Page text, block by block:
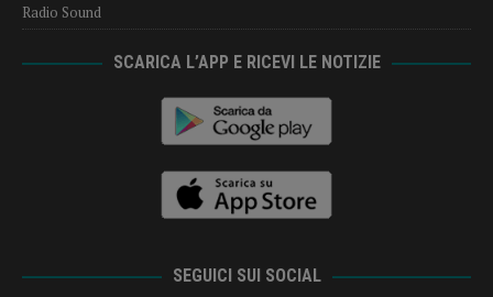
Radio Sound
SCARICA L’APP E RICEVI LE NOTIZIE
SEGUICI SUI SOCIAL